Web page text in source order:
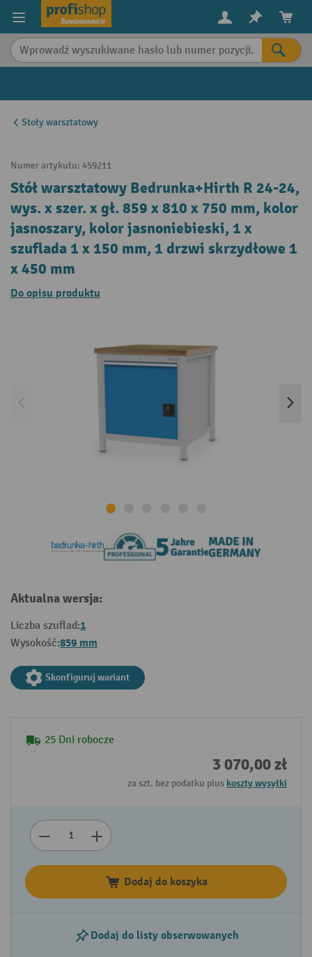
content
Stoły warsztatowy
Numer artykułu: 459211
Stół warsztatowy Bedrunka+Hirth R 24-24,
wys. x szer. x gł. 859 x 810 x 750 mm, kolor
jasnoszary, kolor jasnoniebieski, 1 x
szuflada 1 x 150 mm, 1 drzwi skrzydłowe 1
x 450 mm
Do opisu produktu
Aktualna wersja:
Liczba szuflad:1
Wysokość:859 mm
Skonfiguruj wariant
25 Dni robocze
3 070,00 zł
za szt. bez podatku plus koszty wysyłki
Dodaj do koszyka
Dodaj do listy obserwowanych